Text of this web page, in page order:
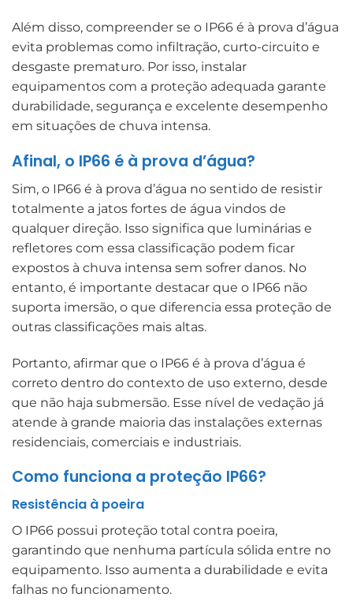
Além disso, compreender se o IP66 é à prova d’água
evita problemas como infiltração, curto-circuito e
desgaste prematuro. Por isso, instalar
equipamentos com a proteção adequada garante
durabilidade, segurança e excelente desempenho
em situações de chuva intensa.
Afinal, o IP66 é à prova d’água?
Sim, o IP66 é à prova d’água no sentido de resistir
totalmente a jatos fortes de água vindos de
qualquer direção. Isso significa que luminárias e
refletores com essa classificação podem ficar
expostos à chuva intensa sem sofrer danos. No
entanto, é importante destacar que o IP66 não
suporta imersão, o que diferencia essa proteção de
outras classificações mais altas.
Portanto, afirmar que o IP66 é à prova d’água é
correto dentro do contexto de uso externo, desde
que não haja submersão. Esse nível de vedação já
atende à grande maioria das instalações externas
residenciais, comerciais e industriais.
Como funciona a proteção IP66?
Resistência à poeira
O IP66 possui proteção total contra poeira,
garantindo que nenhuma partícula sólida entre no
equipamento. Isso aumenta a durabilidade e evita
falhas no funcionamento.